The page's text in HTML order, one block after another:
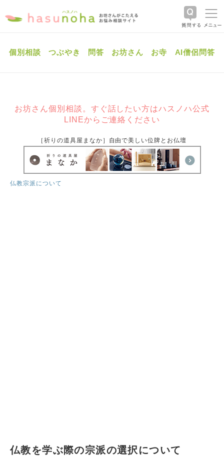
個別相談 つぶやき 問答 お坊さん お寺 AI僧侶問答
お坊さん個別相談。すぐ話したい方はハスノハ公式
LINEからご連絡ください
［祈りの道具屋まなか］自由で美しい位牌とお仏壇
仏教宗派について
仏教を学ぶ際の宗派の選択について